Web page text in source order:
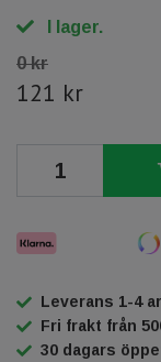
I lager.
0 kr
121 kr
Leverans 1-4
Fri frakt från
30 dagars